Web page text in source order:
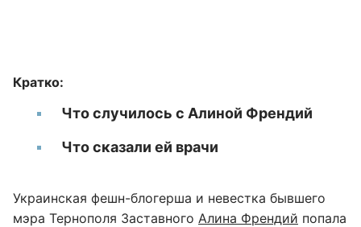
Кратко:
Что случилось с Алиной Френдий
Что сказали ей врачи
Украинская фешн-блогерша и невестка бывшего
мэра Тернополя Заставного Алина Френдий попала